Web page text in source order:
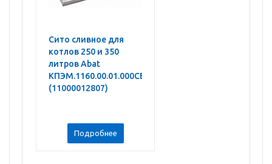
Сито сливное для
котлов 250 и 350
литров Abat
КПЭМ.1160.00.01.000СБ
(11000012807)
Подробнее